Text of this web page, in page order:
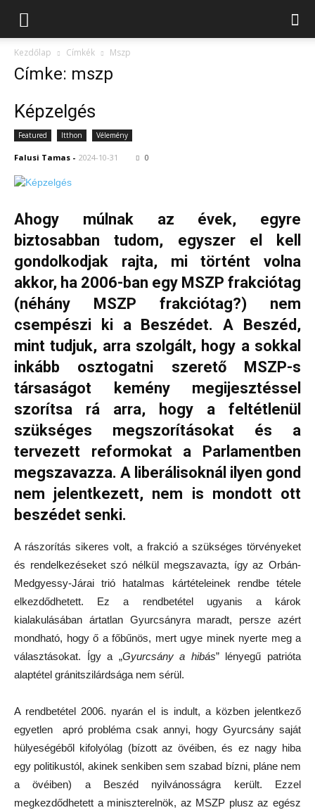
Kezdőlap Címkék Mszp
Címke: mszp
Képzelgés
Featured Itthon Vélemény
Falusi Tamas - 2024-10-31 0
Ahogy múlnak az évek, egyre
biztosabban tudom, egyszer el kell
gondolkodjak rajta, mi történt volna
akkor, ha 2006-ban egy MSZP frakciótag
(néhány MSZP frakciótag?) nem
csempészi ki a Beszédet. A Beszéd,
mint tudjuk, arra szolgált, hogy a sokkal
inkább osztogatni szerető MSZP-s
társaságot kemény megijesztéssel
szorítsa rá arra, hogy a feltétlenül
szükséges megszorításokat és a
tervezett reformokat a Parlamentben
megszavazza. A liberálisoknál ilyen gond
nem jelentkezett, nem is mondott ott
beszédet senki.
A rászorítás sikeres volt, a frakció a szükséges törvényeket
és rendelkezéseket szó nélkül megszavazta, így az Orbán-
Medgyessy-Járai trió hatalmas kártételeinek rendbe tétele
elkezdődhetett. Ez a rendbetétel ugyanis a károk
kialakulásában ártatlan Gyurcsányra maradt, persze azért
mondható, hogy ő a főbűnös, mert ugye minek nyerte meg a
választásokat. Így a „Gyurcsány a hibás” lényegű patrióta
alaptétel gránitszilárdsága nem sérül.
A rendbetétel 2006. nyarán el is indult, a közben jelentkező
egyetlen apró probléma csak annyi, hogy Gyurcsány saját
hülyeségéből kifolyólag (bízott az övéiben, és ez nagy hiba
egy politikustól, akinek senkiben sem szabad bízni, pláne nem
a övéiben) a Beszéd nyilvánosságra került. Ezzel
megkezdődhetett a miniszterelnök, az MSZP plusz az egész